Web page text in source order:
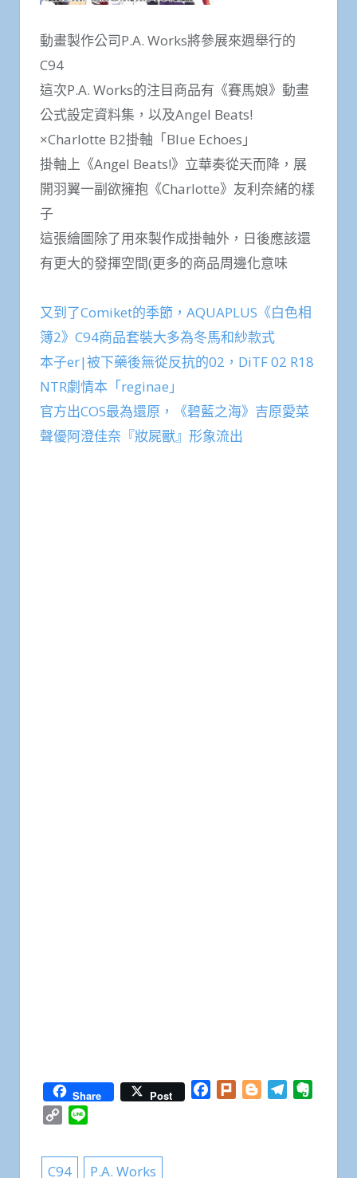
動畫製作公司P.A. Works將參展來週舉行的
C94
這次P.A. Works的注目商品有《賽馬娘》動畫
公式設定資料集，以及Angel Beats!
×Charlotte B2掛軸「Blue Echoes」
掛軸上《Angel Beats!》立華奏從天而降，展
開羽翼一副欲擁抱《Charlotte》友利奈緒的樣
子
這張繪圖除了用來製作成掛軸外，日後應該還
有更大的發揮空間(更多的商品周邊化意味
又到了Comiket的季節，AQUAPLUS《白色相
簿2》C94商品套裝大多為冬馬和紗款式
本子er|被下藥後無從反抗的02，DiTF 02 R18
NTR劇情本「reginae」
官方出COS最為還原，《碧藍之海》吉原愛菜
聲優阿澄佳奈『妝屍獸』形象流出
Share Post Facebook
Plurk BloggerTelegram
Copy
C94 P.A. Works